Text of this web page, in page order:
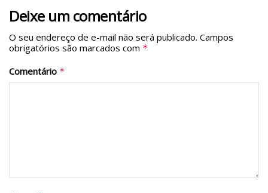
Deixe um comentário
O seu endereço de e-mail não será publicado. Campos
obrigatórios são marcados com *
Comentário *